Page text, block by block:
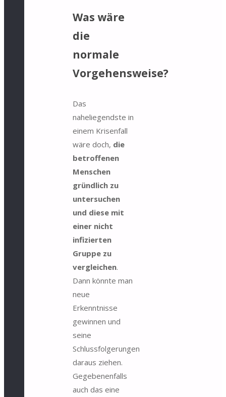
Was wäre
die
normale
Vorgehensweise?
Das
naheliegendste in
einem Krisenfall
wäre doch, die
betroffenen
Menschen
gründlich zu
untersuchen
und diese mit
einer nicht
infizierten
Gruppe zu
vergleichen.
Dann könnte man
neue
Erkenntnisse
gewinnen und
seine
Schlussfolgerungen
daraus ziehen.
Gegebenenfalls
auch das eine